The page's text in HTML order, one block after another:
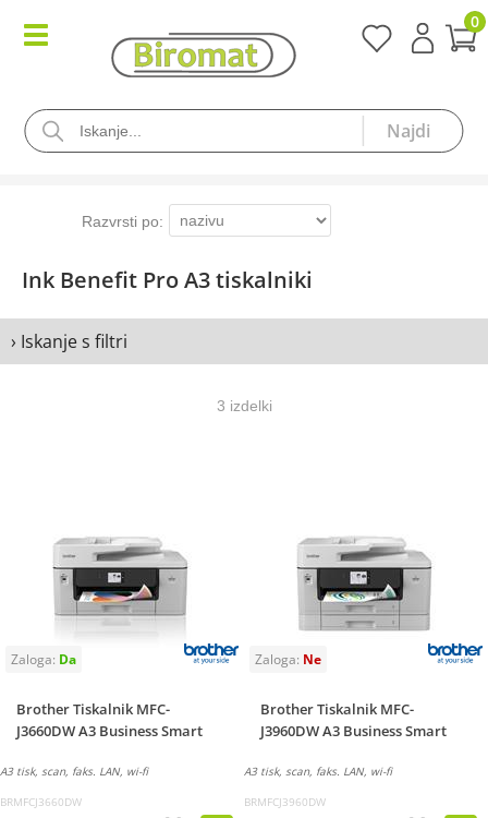
0
Ink Benefit Pro A3 tiskalniki
› Iskanje s filtri
3 izdelki
Brother Tiskalnik MFC-
J3660DW A3 Business Smart
A3 tisk, scan, faks. LAN, wi-fi
BRMFCJ3660DW
Brother Tiskalnik MFC-
J3960DW A3 Business Smart
A3 tisk, scan, faks. LAN, wi-fi
BRMFCJ3960DW